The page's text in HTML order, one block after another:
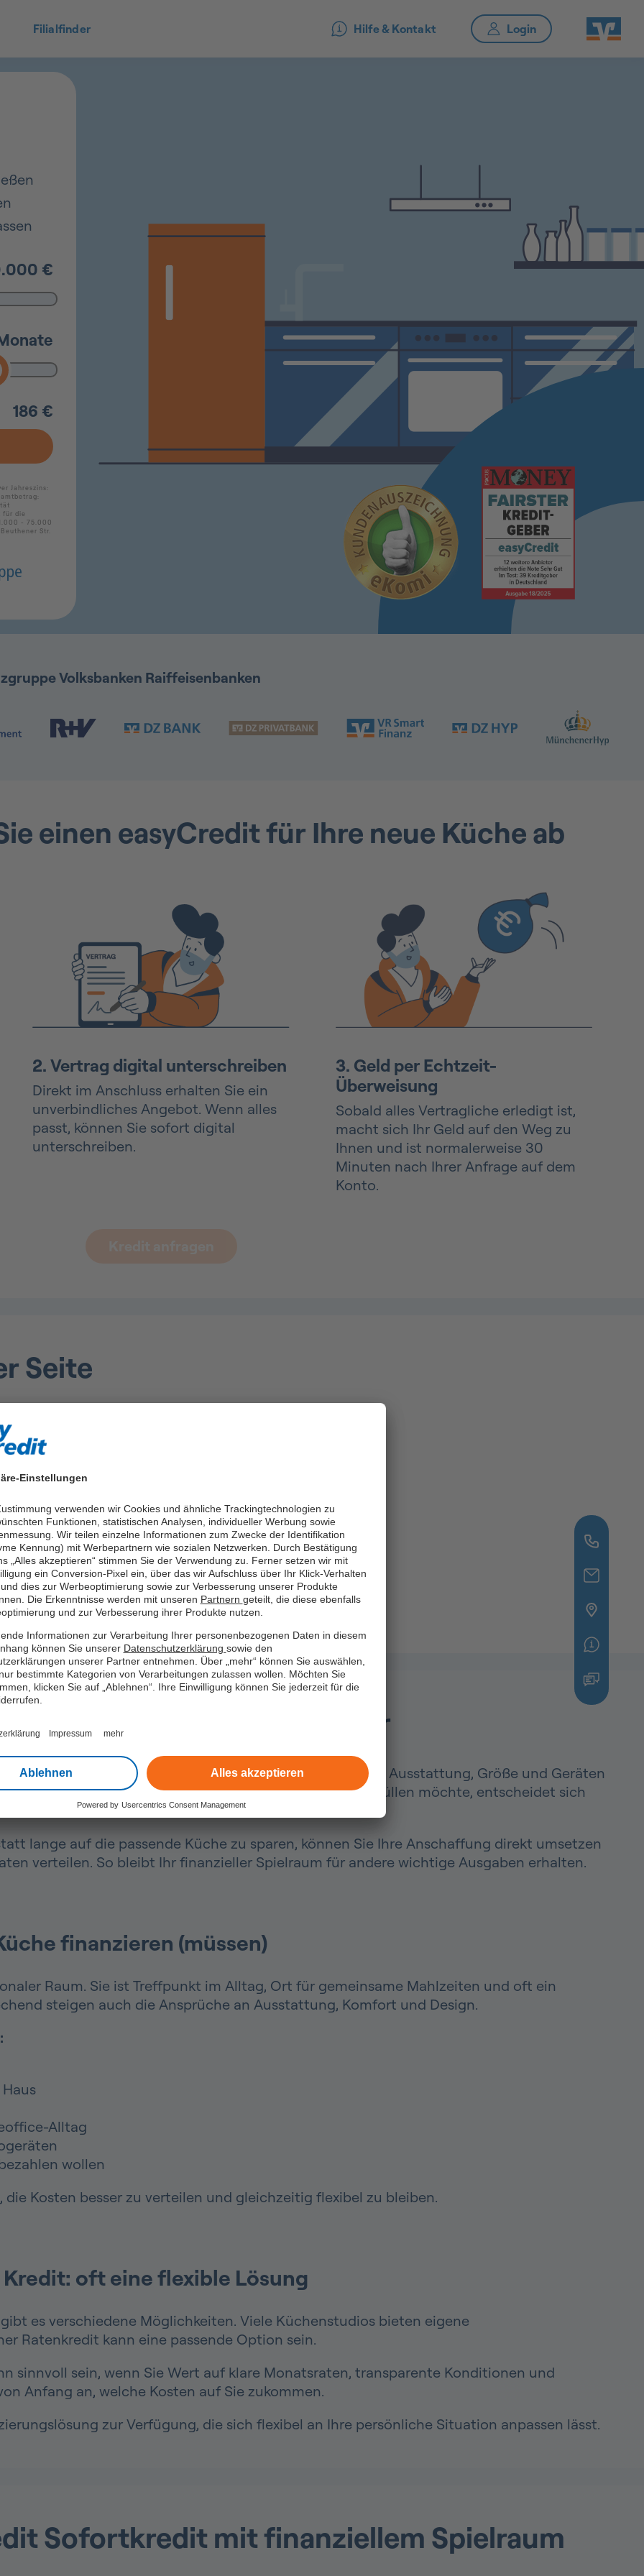
Einstellungen
verwenden wir Cookies und ähnliche Trackingtechnologien zu
Funktionen, statistischen Analysen, individueller Werbung sowie
Wir teilen einzelne Informationen zum Zwecke der Identifikation
Kennung) mit Werbepartnern wie sozialen Netzwerken. Durch Bestätigung
„Alles akzeptieren“ stimmen Sie der Verwendung zu. Ferner setzen wir mit
ein Conversion-Pixel ein, über das wir Aufschluss über Ihr Klick-Verhalten
dies zur Werbeoptimierung sowie zur Verbesserung unserer Produkte
Die Erkenntnisse werden mit unseren Partnern geteilt, die diese ebenfalls
und zur Verbesserung ihrer Produkte nutzen.
Informationen zur Verarbeitung Ihrer personenbezogenen Daten in diesem
können Sie unserer Datenschutzerklärung sowie den
unserer Partner entnehmen. Über „mehr“ können Sie auswählen,
bestimmte Kategorien von Verarbeitungen zulassen wollen. Möchten Sie
klicken Sie auf „Ablehnen“. Ihre Einwilligung können Sie jederzeit für die
Impressum mehr
Ablehnen Alles akzeptieren
Powered by Usercentrics Consent Management
Filialfinder Hilfe & Kontakt
Volksbanken Raiffeisenbanken
einen easyCredit für Ihre neue Küche ab
2. Vertrag digital unterschreiben
Direkt im Anschluss erhalten Sie ein
unverbindliches Angebot. Wenn alles
passt, können Sie sofort digital
unterschreiben.
3. Geld per Echtzeit-
Überweisung
Sobald alles Vertragliche erledigt ist,
macht sich Ihr Geld auf den Weg zu
Ihnen und ist normalerweise 30
Minuten nach Ihrer Anfrage auf dem
Konto.
Seite
wird Ihre neue Küche planbar
Kosten
15.000 € Kredit
easyCredit
zur Finanzierung einer Küche
Ihre neue Küche planbar
Anschaffung. Das ist nicht überraschend: Je nach Ausstattung, Größe und Geräten
Wer sich den Wunsch nach einer neuen Küche erfüllen möchte, entscheidet sich
lange auf die passende Küche zu sparen, können Sie Ihre Anschaffung direkt umsetzen
verteilen. So bleibt Ihr finanzieller Spielraum für andere wichtige Ausgaben erhalten.
finanzieren (müssen)
Raum. Sie ist Treffpunkt im Alltag, Ort für gemeinsame Mahlzeiten und oft ein
steigen auch die Ansprüche an Ausstattung, Komfort und Design.
Alltag
wollen
Kosten besser zu verteilen und gleichzeitig flexibel zu bleiben.
oft eine flexible Lösung
es verschiedene Möglichkeiten. Viele Küchenstudios bieten eigene
Ratenkredit kann eine passende Option sein.
sinnvoll sein, wenn Sie Wert auf klare Monatsraten, transparente Konditionen und
Anfang an, welche Kosten auf Sie zukommen.
zur Verfügung, die sich flexibel an Ihre persönliche Situation anpassen lässt.
Sofortkredit mit finanziellem Spielraum